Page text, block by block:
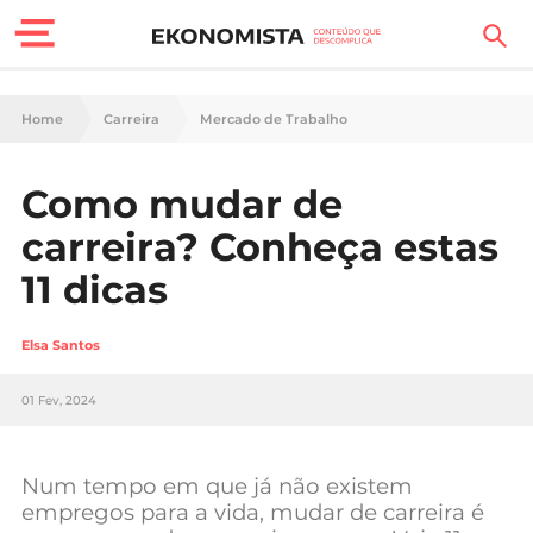
Finanças Pessoais
Carreira
Casa
Lifestyle
Sociedade
Negócios
Home Carreira Mercado de Trabalho
Como mudar de
carreira? Conheça estas
11 dicas
Elsa Santos
01 Fev, 2024
Num tempo em que já não existem
empregos para a vida, mudar de carreira é